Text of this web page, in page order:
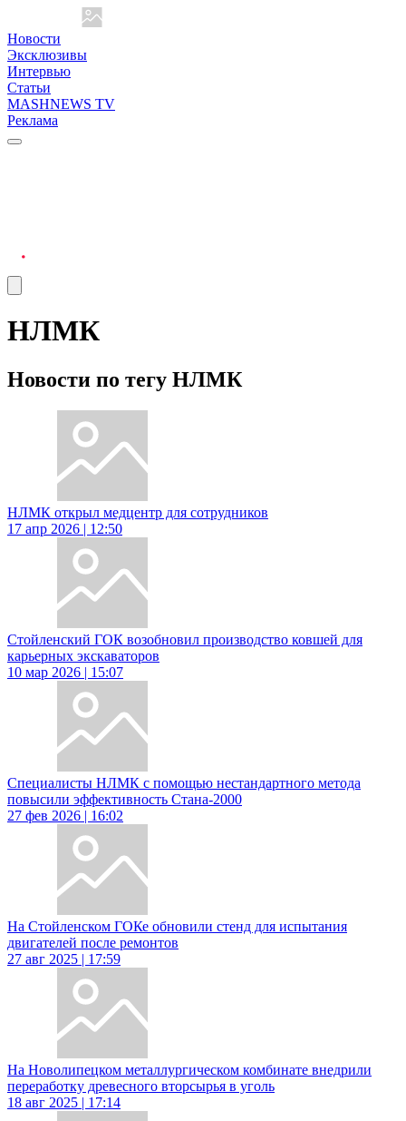
Новости
Эксклюзивы
Интервью
Статьи
MASHNEWS TV
Реклама
НЛМК
Новости по тегу НЛМК
НЛМК открыл медцентр для сотрудников
17 апр 2026 | 12:50
Стойленский ГОК возобновил производство ковшей для
карьерных экскаваторов
10 мар 2026 | 15:07
Специалисты НЛМК с помощью нестандартного метода
повысили эффективность Стана-2000
27 фев 2026 | 16:02
На Стойленском ГОКе обновили стенд для испытания
двигателей после ремонтов
27 авг 2025 | 17:59
На Новолипецком металлургическом комбинате внедрили
переработку древесного вторсырья в уголь
18 авг 2025 | 17:14